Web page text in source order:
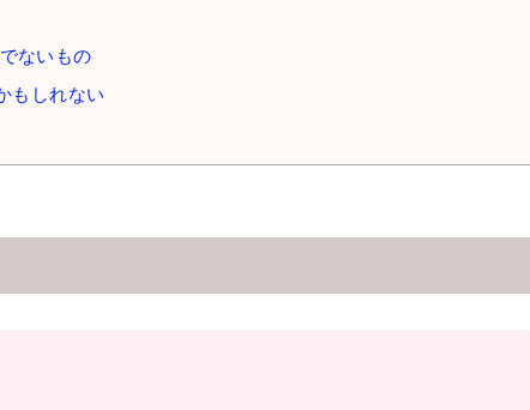
ないもの
もしれない